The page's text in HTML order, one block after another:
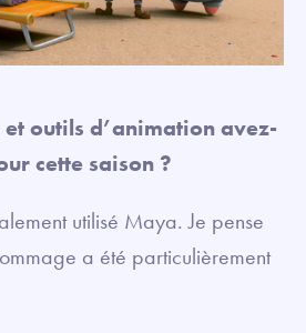
outils d’animation avez-
cette saison ?
utilisé Maya. Je pense
a été particulièrement